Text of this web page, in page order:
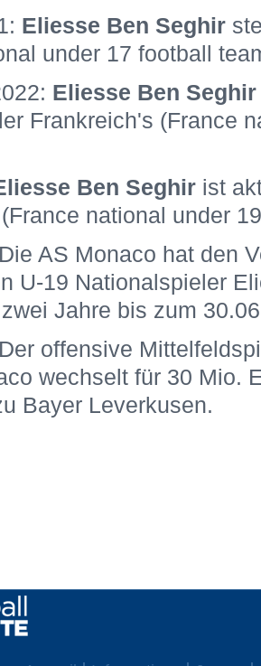
Eliesse Ben Seghir
under 17 football
Eliesse Ben
Frankreich's (France
Ben Seghir ist
national under
AS Monaco hat den
U-19 Nationalspieler
Jahre bis zum
offensive
wechselt für 30 Mio.
Bayer Leverkusen.